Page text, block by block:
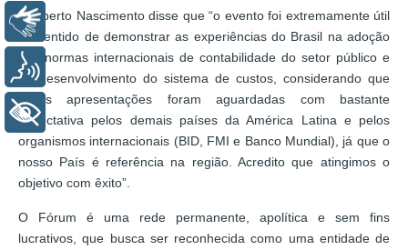
Heriberto Nascimento disse que “o evento foi extremamente útil
no sentido de demonstrar as experiências do Brasil na adoção
das normas internacionais de contabilidade do setor público e
no desenvolvimento do sistema de custos, considerando que
essas apresentações foram aguardadas com bastante
expectativa pelos demais países da América Latina e pelos
organismos internacionais (BID, FMI e Banco Mundial), já que o
nosso País é referência na região. Acredito que atingimos o
objetivo com êxito”.
O Fórum é uma rede permanente, apolítica e sem fins
lucrativos, que busca ser reconhecida como uma entidade de
Libras
Voz
+ Acessibilidade